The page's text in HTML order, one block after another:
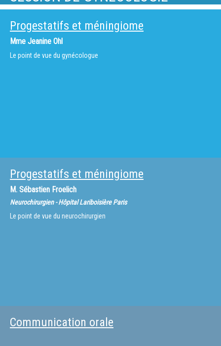
Progestatifs et méningiome
Mme Jeanine Ohl
Le point de vue du gynécologue
Progestatifs et méningiome
M. Sébastien Froelich
Neurochirurgien - Hôpital Lariboisière Paris
Le point de vue du neurochirurgien
Communication orale